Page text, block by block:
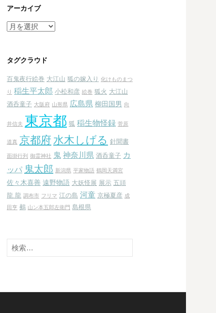
アーカイブ
ア
イ
タグクラウド
百鬼夜行絵巻 大江山 狐の嫁入り 化けものまつ
り 稲生平太郎 小松和彦 絵巻 狐火 大江山
酒呑童子 大阪府 山形県 広島県 柳田国男 向
井信夫 東京都 狐 稲生物怪録 菅原
道真 京都府 水木しげる 針聞書
面掛行列 御霊神社 鬼 神奈川県 酒呑童子 カ
ッパ 鬼太郎 新潟県 平家物語 鶴岡天満宮
佐々木喜善 遠野物語 大妖怪展 展示 五頭
龍.龍 調布市 フリマ 江の島 河童 京極夏彦 成
田亨 鵺 山ン本五郎左衛門 島根県
検
索: